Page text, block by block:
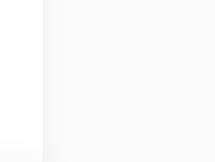
どんを食す￼